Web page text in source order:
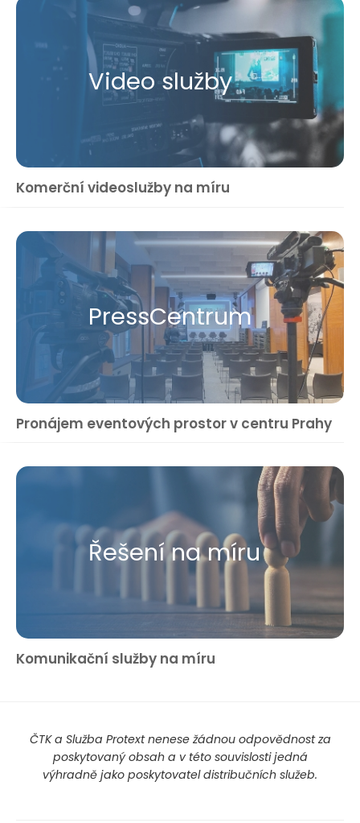
Video služby
Komerční videoslužby na míru
Press​Centrum
Pronájem eventových prostor v centru Prahy
Řešení na míru
Komunikační služby na míru
ČTK a Služba Protext nenese žádnou odpovědnost za
poskytovaný obsah a v této souvislosti jedná
výhradně jako poskytovatel distribučních služeb.